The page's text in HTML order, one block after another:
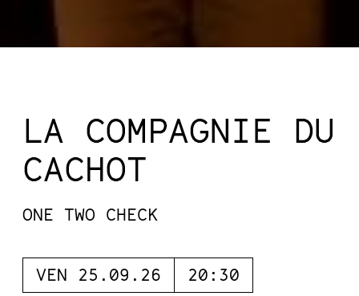
LA COMPAGNIE DU
CACHOT
ONE TWO CHECK
VEN 25.09.26 20:30